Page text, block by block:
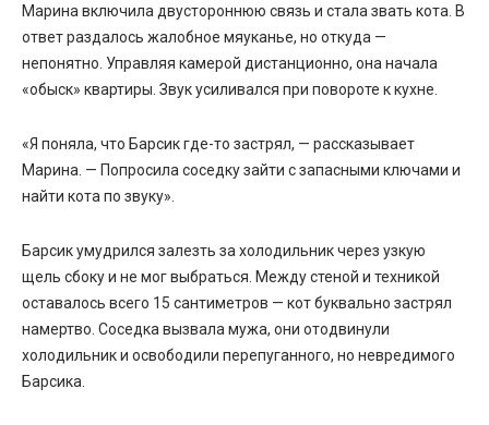
Марина включила двустороннюю связь и стала звать кота. В
ответ раздалось жалобное мяуканье, но откуда —
непонятно. Управляя камерой дистанционно, она начала
«обыск» квартиры. Звук усиливался при повороте к кухне.
«Я поняла, что Барсик где-то застрял, — рассказывает
Марина. — Попросила соседку зайти с запасными ключами и
найти кота по звуку».
Барсик умудрился залезть за холодильник через узкую
щель сбоку и не мог выбраться. Между стеной и техникой
оставалось всего 15 сантиметров — кот буквально застрял
намертво. Соседка вызвала мужа, они отодвинули
холодильник и освободили перепуганного, но невредимого
Барсика.